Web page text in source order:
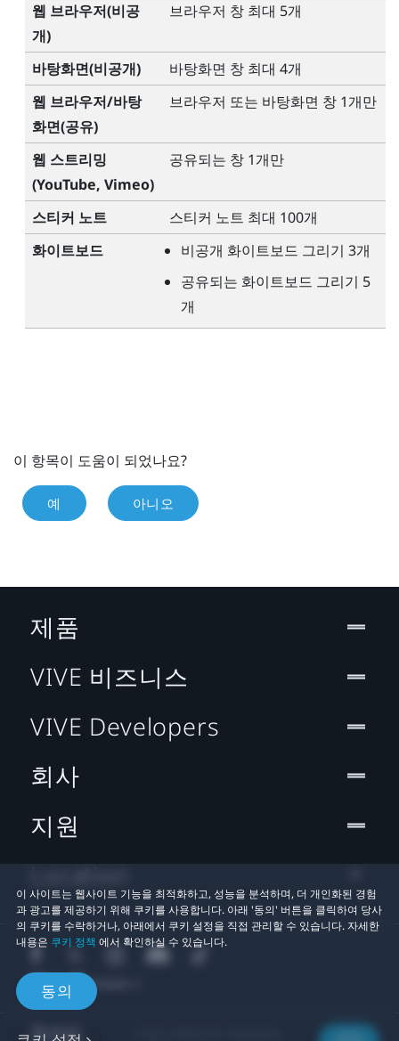
웹 브라우저(비공
개)
브라우저 창 최대 5개
바탕화면(비공개)
바탕화면 창 최대 4개
웹 브라우저/바탕
화면(공유)
브라우저 또는 바탕화면 창 1개만
웹 스트리밍
(YouTube, Vimeo)
공유되는 창 1개만
스티커 노트
스티커 노트 최대 100개
화이트보드
비공개 화이트보드 그리기 3개
공유되는 화이트보드 그리기 5
개
이 항목이 도움이 되었나요?
예 아니오
이 사이트는 웹사이트 기능을 최적화하고, 성능을 분석하며, 더 개인화된 경험
과 광고를 제공하기 위해 쿠키를 사용합니다. 아래 '동의' 버튼을 클릭하여 당사
의 쿠키를 수락하거나, 아래에서 쿠키 설정을 직접 관리할 수 있습니다. 자세한
내용은 쿠키 정책 에서 확인하실 수 있습니다.
동의
제품
VIVE 비즈니스
VIVE Developers
회사
지원
Location